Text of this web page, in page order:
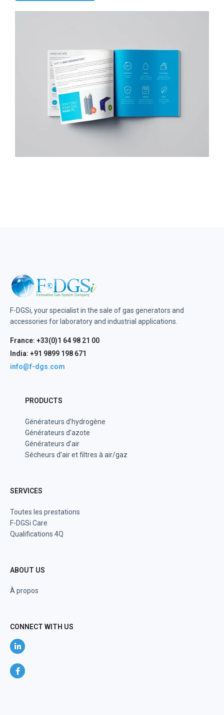
F-DGSi, your specialist in the sale of gas generators and
accessories for laboratory and industrial applications.
France: +33(0)1 64 98 21 00
India: +91 9899 198 671
info@f-dgs.com
PRODUCTS
Générateurs d’hydrogène
Générateurs d’azote
Générateurs d’air
Sécheurs d’air et filtres à air/gaz
SERVICES
Toutes les prestations
F-DGSi Care
Qualifications 4Q
ABOUT US
À propos
CONNECT WITH US